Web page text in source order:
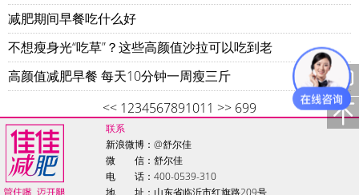
减肥期间早餐吃什么好
不想瘦身光“吃草”？这些高颜值沙拉可以吃到老
高颜值减肥早餐 每天10分钟一周瘦三斤
<< 1234567891011 >> 699
联系
新浪微博： @舒尔佳
微 信：舒尔佳
电 话：400-0539-310